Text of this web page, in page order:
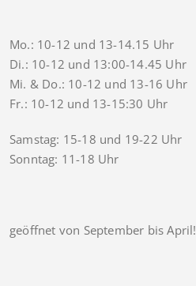
Mo.: 10-12 und 13-14.15 Uhr
Di.: 10-12 und 13:00-14.45 Uhr
Mi. & Do.: 10-12 und 13-16 Uhr
Fr.: 10-12 und 13-15:30 Uhr
Samstag: 15-18 und 19-22 Uhr
Sonntag: 11-18 Uhr
geöffnet von September bis April!